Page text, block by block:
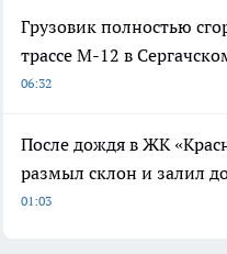
Грузовик полностью
трассе М-12 в
06:32
После дождя в ЖК
размыл склон и залил
01:03